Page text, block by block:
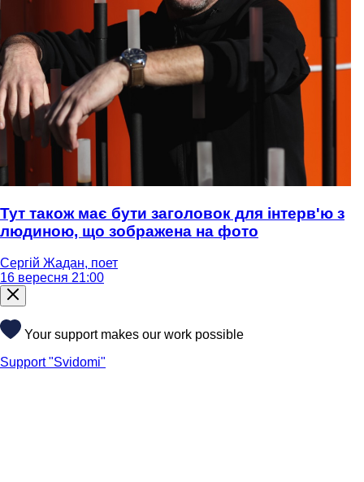
Тут також має бути заголовок для інтерв'ю з
людиною, що зображена на фото
Сергій Жадан, поет
16 вересня 21:00
Your support makes our work possible
Support "Svidomi"